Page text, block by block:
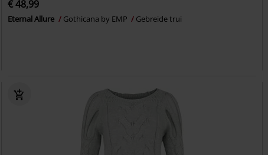
€ 48,99
Eternal Allure Gothicana by EMP Gebreide trui